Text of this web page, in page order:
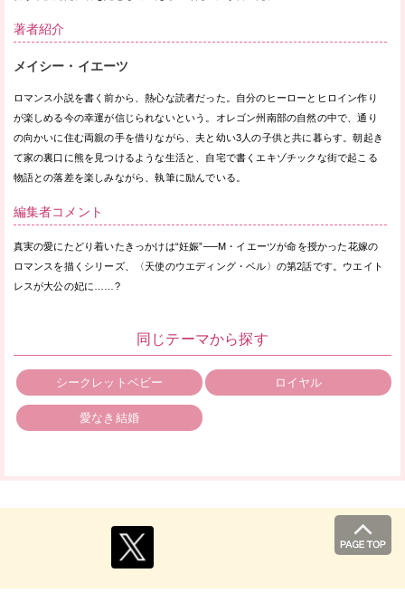
著者紹介
メイシー・イエーツ
ロマンス小説を書く前から、熱心な読者だった。自分のヒーローとヒロイン作り
が楽しめる今の幸運が信じられないという。オレゴン州南部の自然の中で、通り
の向かいに住む両親の手を借りながら、夫と幼い3人の子供と共に暮らす。朝起き
て家の裏口に熊を見つけるような生活と、自宅で書くエキゾチックな街で起こる
物語との落差を楽しみながら、執筆に励んでいる。
編集者コメント
真実の愛にたどり着いたきっかけは“妊娠”──M・イエーツが命を授かった花嫁の
ロマンスを描くシリーズ、〈天使のウエディング・ベル〉の第2話です。ウエイト
レスが大公の妃に……?
同じテーマから探す
シークレットベビー ロイヤル
愛なき結婚